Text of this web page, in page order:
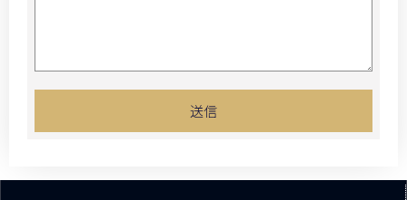
送信